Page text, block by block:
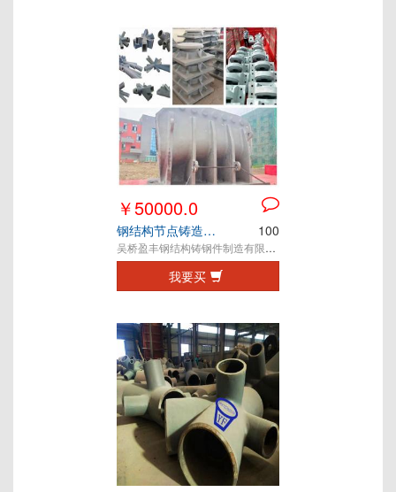
￥50000.0
钢结构节点铸造件 铸钢件 铸钢节点 100
吴桥盈丰钢结构铸钢件制造有限公司
我要买